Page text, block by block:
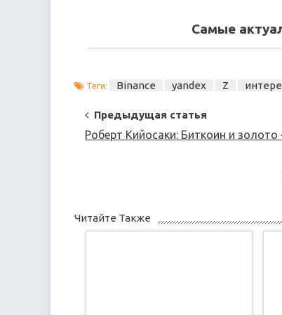
Самые
Теги: Binance yandex Z
Post
Navigation
Предыдущая статья
Роберт Кийосаки: Биткоин и
Читайте Также